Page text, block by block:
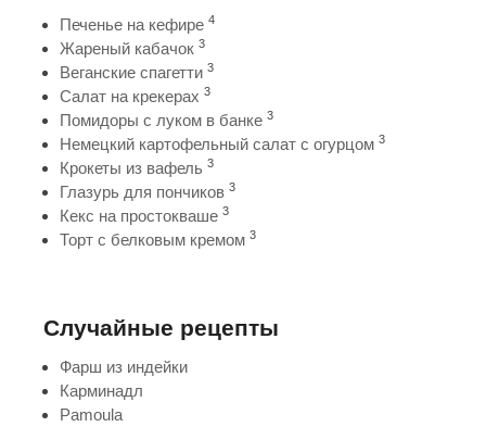
Печенье на кефире 4
Жареный кабачок 3
Веганские спагетти 3
Салат на крекерах 3
Помидоры с луком в банке 3
Немецкий картофельный салат с огурцом 3
Крокеты из вафель 3
Глазурь для пончиков 3
Кекс на простокваше 3
Торт с белковым кремом 3
Случайные рецепты
Фарш из индейки
Карминадл
Pamoula